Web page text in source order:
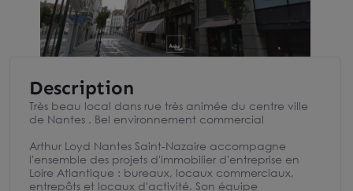
Description
Très beau local dans rue très animée du centre ville
de Nantes . Bel environnement commercial
Arthur Loyd Nantes Saint-Nazaire accompagne
l'ensemble des projets d'immobilier d'entreprise en
Loire Atlantique : bureaux, locaux commerciaux,
entrepôts et locaux d'activité. Son équipe